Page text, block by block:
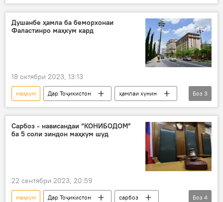
Ғазза
Эмомалӣ Раҳмон
иншоот
ғайринизомиён
Душанбе ҳамла ба беморхонаи
Фаластинро маҳкум кард
18 октябри 2023, 13:13
маҳкум Дар Тоҷикистон
ҳамлаи хунин
беморхона
Фаластин Исроил
Боз 3
Сарбоз - нависандаи “КОНИБОДОМ”
ба 5 соли зиндон маҳкум шуд
22 сентябри 2023, 20:59
маҳкум Дар Тоҷикистон
сарбоз
Боз 4